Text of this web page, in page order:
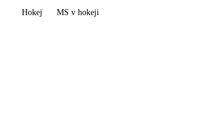
Hokej MS v hokeji